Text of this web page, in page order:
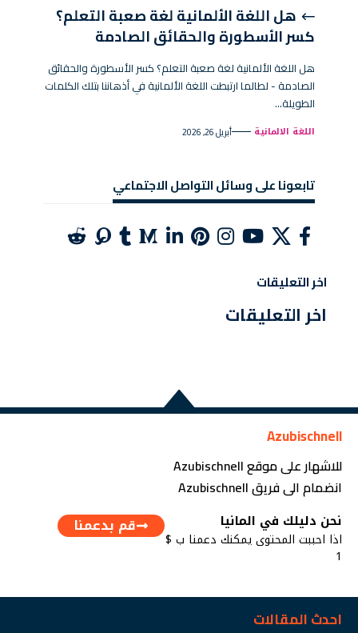
هل اللغة الألمانية لغة صعبة التعلم؟
كسر الأسطورة والحقائق الصادمة
هل اللغة الألمانية لغة صعبة التعلم؟ كسر الأسطورة والحقائق
الصادمة - لطالما ارتبطت اللغة الألمانية في أذهاننا بتلك الكلمات
الطويلة…
اللغة الالمانية أبريل 26, 2026
تابعونا على وسائل التواصل الاجتماعي
اخر التعليقات
اخر التعليقات
Azubischnell
للاشهار على موقع Azubischnell
انضمام الى فريق Azubischnell
نحن دليلك في المانيا
اذا احببت المحتوى يمكنك دعمنا ب $
1
قم بدعمنا
احدث المقالات